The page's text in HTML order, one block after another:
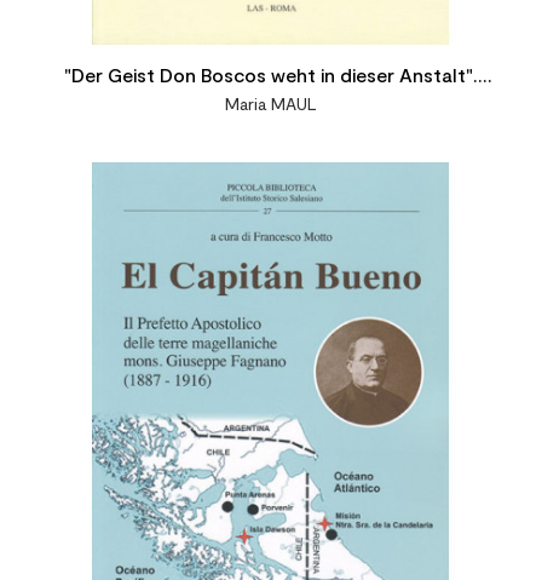
"Der Geist Don Boscos weht in dieser Anstalt".
Salesianische Erziehung im Salesianum Wien III von
Maria MAUL